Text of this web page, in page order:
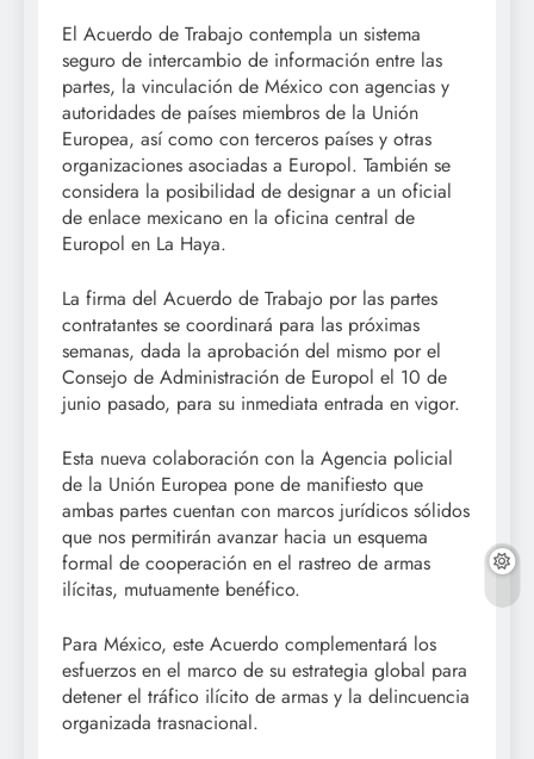
El Acuerdo de Trabajo contempla un sistema
seguro de intercambio de información entre las
partes, la vinculación de México con agencias y
autoridades de países miembros de la Unión
Europea, así como con terceros países y otras
organizaciones asociadas a Europol. También se
considera la posibilidad de designar a un oficial
de enlace mexicano en la oficina central de
Europol en La Haya.
La firma del Acuerdo de Trabajo por las partes
contratantes se coordinará para las próximas
semanas, dada la aprobación del mismo por el
Consejo de Administración de Europol el 10 de
junio pasado, para su inmediata entrada en vigor.
Esta nueva colaboración con la Agencia policial
de la Unión Europea pone de manifiesto que
ambas partes cuentan con marcos jurídicos sólidos
que nos permitirán avanzar hacia un esquema
formal de cooperación en el rastreo de armas
ilícitas, mutuamente benéfico.
Para México, este Acuerdo complementará los
esfuerzos en el marco de su estrategia global para
detener el tráfico ilícito de armas y la delincuencia
organizada trasnacional.